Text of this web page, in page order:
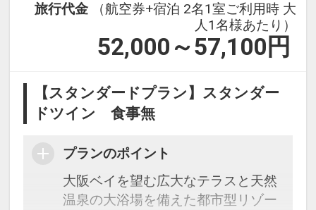
旅行代金
（航空券+宿泊 2名1室ご利用時 大
人1名様あたり）
52,000～57,100 円
【スタンダードプラン】スタンダー
ドツイン 食事無
プランのポイント
大阪ベイを望む広大なテラスと天然
温泉の大浴場を備えた都市型リゾー